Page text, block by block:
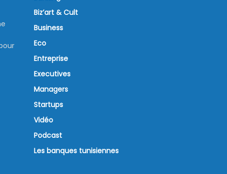
Biz’art & Cult
Business
Eco
Entreprise
Executives
Managers
Startups
Vidéo
Podcast
Les banques tunisiennes